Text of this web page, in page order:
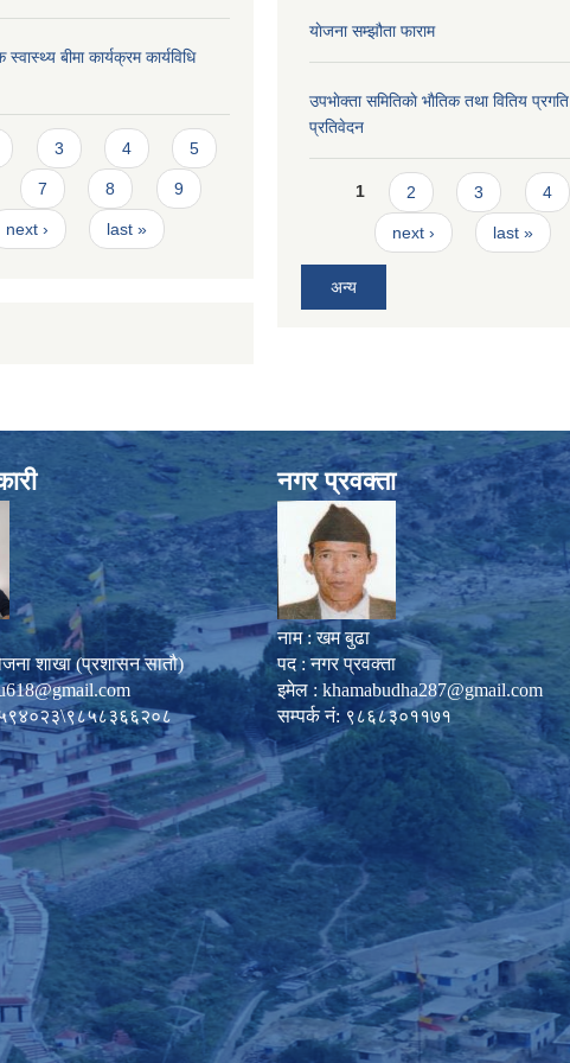
स्वास्थ्य बीमा कार्यक्रम कार्यविधि
3 4 5
7 8 9
next › last »
याेजना सम्झौता फाराम
उपभाेक्ता समितिकाे भाैतिक तथा वितिय प्रगति
प्रतिवेदन
Pages
1 2 3 4
next › last »
अन्य
शाखा (प्रशासन सातौ)
नगर प्रवक्ता
नाम : खम बुढा
पद : नगर प्रवक्ता
इमेल : khamabudha287@gmail.com
सम्पर्क नं: ९८६८३०११७१